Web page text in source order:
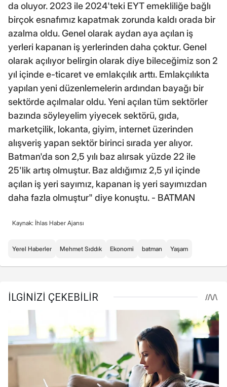
da oluyor. 2023 ile 2024'teki EYT emekliliğe bağlı
birçok esnafımız kapatmak zorunda kaldı orada bir
azalma oldu. Genel olarak aydan aya açılan iş
yerleri kapanan iş yerlerinden daha çoktur. Genel
olarak açılıyor belirgin olarak diye bileceğimiz son 2
yıl içinde e-ticaret ve emlakçılık arttı. Emlakçılıkta
yapılan yeni düzenlemelerin ardından bayağı bir
sektörde açılmalar oldu. Yeni açılan tüm sektörler
bazında söyleyelim yiyecek sektörü, gıda,
marketçilik, lokanta, giyim, internet üzerinden
alışveriş yapan sektör birinci sırada yer alıyor.
Batman'da son 2,5 yılı baz alırsak yüzde 22 ile
25'lik artış olmuştur. Baz aldığımız 2,5 yıl içinde
açılan iş yeri sayımız, kapanan iş yeri sayımızdan
daha fazla olmuştur" diye konuştu. - BATMAN
Kaynak: İhlas Haber Ajansı
Yerel Haberler Mehmet Sıddık Ekonomi batman Yaşam